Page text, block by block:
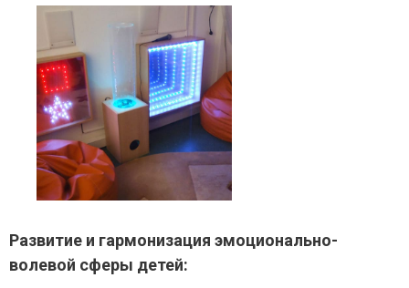
Развитие и гармонизация эмоционально-
волевой сферы детей: